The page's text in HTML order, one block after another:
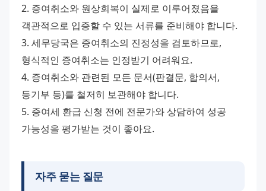
2. 증여취소와 원상회복이 실제로 이루어졌음을
객관적으로 입증할 수 있는 서류를 준비해야 합니다.
3. 세무당국은 증여취소의 진정성을 검토하므로,
형식적인 증여취소는 인정받기 어려워요.
4. 증여취소와 관련된 모든 문서(판결문, 합의서,
등기부 등)를 철저히 보관해야 합니다.
5. 증여세 환급 신청 전에 전문가와 상담하여 성공
가능성을 평가받는 것이 좋아요.
자주 묻는 질문